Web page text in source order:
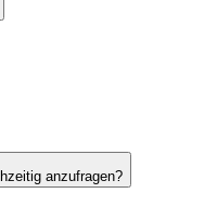
anzufragen?